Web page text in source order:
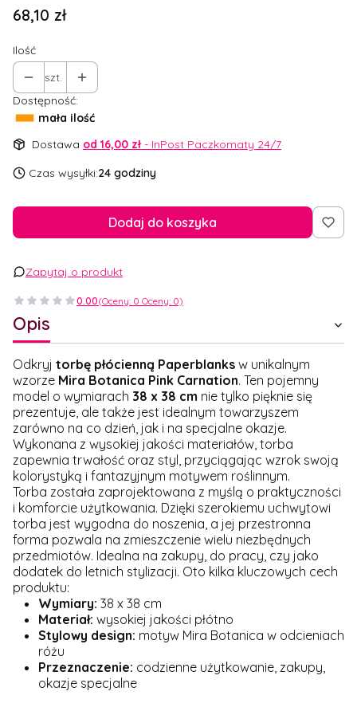
Cena
68,10 zł
Ilość
szt.
Dostępność:
mała ilość
Dostawa od 16,00 zł - InPost Paczkomaty 24/7
Czas wysyłki:24 godziny
Dodaj do koszyka
Zapytaj o produkt
0.00(Oceny: 0 Oceny: 0)
Opis
Odkryj torbę płócienną Paperblanks w unikalnym
wzorze Mira Botanica Pink Carnation. Ten pojemny
model o wymiarach 38 x 38 cm nie tylko pięknie się
prezentuje, ale także jest idealnym towarzyszem
zarówno na co dzień, jak i na specjalne okazje.
Wykonana z wysokiej jakości materiałów, torba
zapewnia trwałość oraz styl, przyciągając wzrok swoją
kolorystyką i fantazyjnym motywem roślinnym.
Torba została zaprojektowana z myślą o praktyczności
i komforcie użytkowania. Dzięki szerokiemu uchwytowi
torba jest wygodna do noszenia, a jej przestronna
forma pozwala na zmieszczenie wielu niezbędnych
przedmiotów. Idealna na zakupy, do pracy, czy jako
dodatek do letnich stylizacji. Oto kilka kluczowych cech
produktu:
Wymiary: 38 x 38 cm
Materiał: wysokiej jakości płótno
Stylowy design: motyw Mira Botanica w odcieniach
różu
Przeznaczenie: codzienne użytkowanie, zakupy,
okazje specjalne